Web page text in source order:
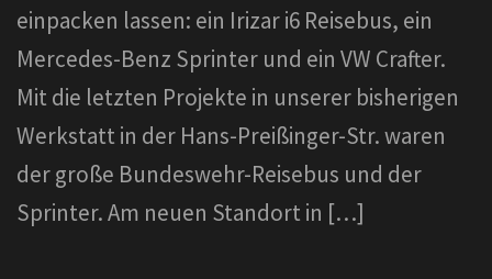
einpacken lassen: ein Irizar i6 Reisebus, ein
Mercedes-Benz Sprinter und ein VW Crafter.
Mit die letzten Projekte in unserer bisherigen
Werkstatt in der Hans-Preißinger-Str. waren
der große Bundeswehr-Reisebus und der
Sprinter. Am neuen Standort in […]